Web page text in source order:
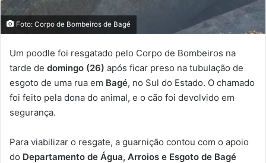
Foto: Corpo de Bombeiros de Bagé
Um poodle foi resgatado pelo Corpo de Bombeiros na
tarde de domingo (26) após ficar preso na tubulação de
esgoto de uma rua em Bagé, no Sul do Estado. O chamado
foi feito pela dona do animal, e o cão foi devolvido em
segurança.
Para viabilizar o resgate, a guarnição contou com o apoio
do Departamento de Água, Arroios e Esgoto de Bagé